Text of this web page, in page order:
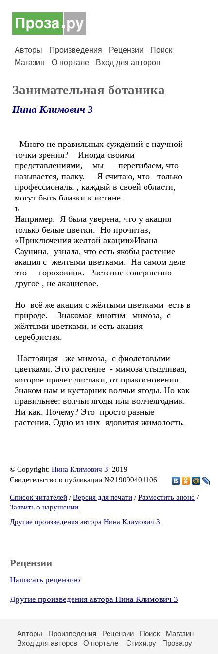
Авторы Произведения Рецензии
Поиск
Магазин
О портале Вход для авторов
Занимательная ботаника
Нина Климович 3
Много не правильных суждений с научной
точки зрения? Иногда своими
представлениями, мы перегибаем, что
называется, палку. Я считаю, что только
профессионалы , каждый в своей области,
могут быть близки к истине.
ъ
Например. Я была уверена, что у акация
только белые цветки. Но прочитав,
«Приключения желтой акации»Ивана
Саунина, узнала, что есть якобы растение
акация с желтыми цветками. На самом деле
это гороховник. Растение совершенно
другое , не акациевое.
Но всё же акация с жёлтыми цветками есть в
природе. Знакомая многим мимоза, с
жёлтыми цветками, и есть акация
серебристая.
Настоящая же мимоза, с фиолетовыми
цветками. Это растение - мимоза стыдливая,
которое прячет листики, от прикосновения.
Знаком нам и кустарник волчьи ягоды. Но как
правильнее: волчьи ягоды или волчеягодник.
Ни как. Почему? Это просто разные
растения. Одно из них ядовитая жимолость.
© Copyright: Нина Климович 3, 2019
Свидетельство о публикации №219090401106
Список читателей / Версия для печати / Разместить анонс /
Заявить о нарушении
Другие произведения автора Нина Климович 3
Рецензии
Написать рецензию
Другие произведения автора Нина Климович 3
Авторы Произведения Рецензии Поиск
Магазин
Вход для авторов
О портале Стихи.ру Проза.ру